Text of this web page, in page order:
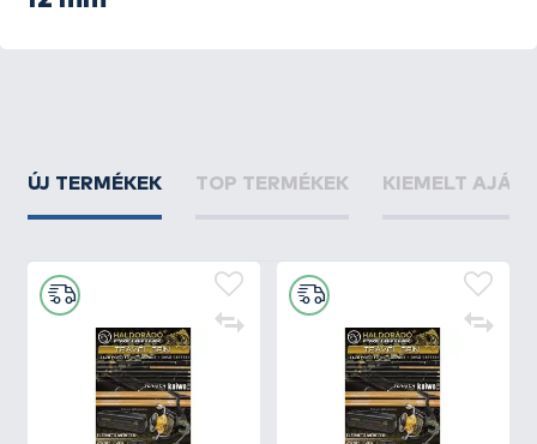
ÚJ TERMÉKEK TOP TERMÉKEK KIEMELT